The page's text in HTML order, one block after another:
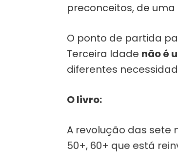
preconceitos, de
O ponto de partida
Terceira Idade não é
diferentes
O livro:
A revolução das sete
50+, 60+ que está